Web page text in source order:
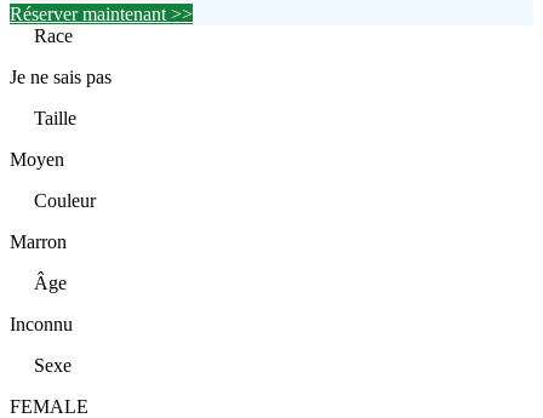
Réserver maintenant >>
Race
Je ne sais pas
Taille
Moyen
Couleur
Marron
Âge
Inconnu
Sexe
FEMALE